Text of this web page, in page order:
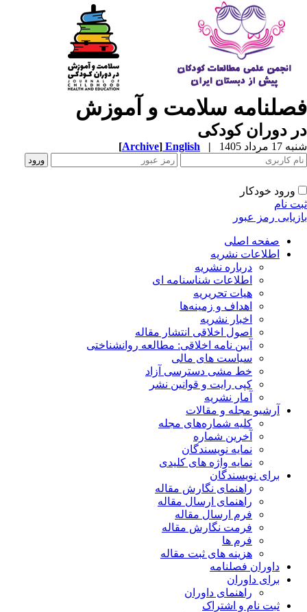
سلامت و آموزش
دوران کودکی
مرداد 1405 |
English
[Archive]
ورود خودکار
نام
رمز عبور
صفحه اصلی
اطلاعات نشریه
درباره نشریه
اطلاعات شناسنامه ای
هیات تحریریه
اهداف و زمینه‌ها
اخبار نشریه
اصول اخلاقی انتشار مقاله
آیین نامه اخلاقی: مطالعه روانشناختی
سیاست های مالی
خط مشی دسترسی آزاد
کپی رایت و قوانین نشر
آمار نشریه
آرشیو مجله و مقالات
کلیه شماره‌های مجله
آخرین شماره
نمایه نویسندگان
نمایه واژه های کلیدی
برای نویسندگان
راهنمای نگارش مقاله
راهنمای ارسال مقاله
فرم ارسال مقاله
فرمت نگارش مقاله
فرم ها
هزینه های ثبت مقاله
داوران فصلنامه
برای داوران
راهنمای داوران
ثبت نام و اشتراک